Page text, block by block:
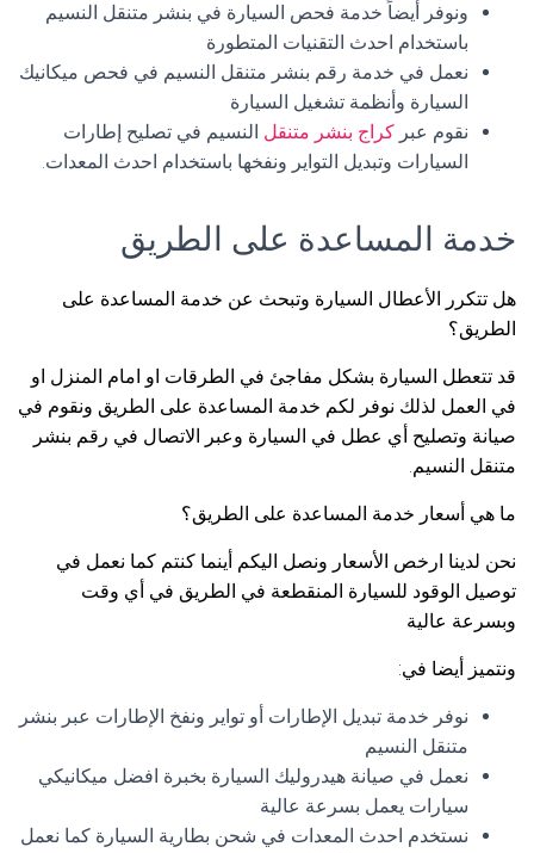
ونوفر أيضاً خدمة فحص السيارة في بنشر متنقل النسيم
باستخدام احدث التقنيات المتطورة
نعمل في خدمة رقم بنشر متنقل النسيم في فحص ميكانيك
السيارة وأنظمة تشغيل السيارة
نقوم عبر كراج بنشر متنقل النسيم في تصليح إطارات
السيارات وتبديل التواير ونفخها باستخدام احدث المعدات.
خدمة المساعدة على الطريق
هل تتكرر الأعطال السيارة وتبحث عن خدمة المساعدة على
الطريق؟
قد تتعطل السيارة بشكل مفاجئ في الطرقات او امام المنزل او
في العمل لذلك نوفر لكم خدمة المساعدة على الطريق ونقوم في
صيانة وتصليح أي عطل في السيارة وعبر الاتصال في رقم بنشر
متنقل النسيم.
ما هي أسعار خدمة المساعدة على الطريق؟
نحن لدينا ارخص الأسعار ونصل اليكم أينما كنتم كما نعمل في
توصيل الوقود للسيارة المنقطعة في الطريق في أي وقت
وبسرعة عالية
ونتميز أيضا في:
نوفر خدمة تبديل الإطارات أو تواير ونفخ الإطارات عبر بنشر
متنقل النسيم
نعمل في صيانة هيدروليك السيارة بخبرة افضل ميكانيكي
سيارات يعمل بسرعة عالية
نستخدم احدث المعدات في شحن بطارية السيارة كما نعمل